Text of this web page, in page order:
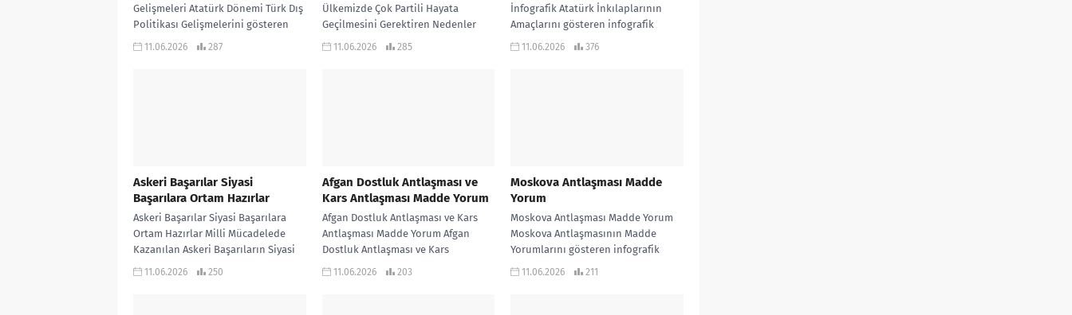
Gelişmeleri Atatürk Dönemi Türk Dış
Politikası Gelişmelerini gösteren
infografik çalışmadır… KONU
11.06.2026 287
Ülkemizde Çok Partili Hayata
Geçilmesini Gerektiren Nedenler
Ülkemizde Çok Partili Hayata
11.06.2026 285
İnfografik Atatürk İnkılaplarının
Amaçlarını gösteren infografik
çalışmadır… KONU ANLATIMLI
11.06.2026 376
Askeri Başarılar Siyasi
Başarılara Ortam Hazırlar
Askeri Başarılar Siyasi Başarılara
Ortam Hazırlar Milli Mücadelede
Kazanılan Askeri Başarıların Siyasi
Başarılara Ortam Hazırladığını
11.06.2026 250
Afgan Dostluk Antlaşması ve
Kars Antlaşması Madde Yorum
Afgan Dostluk Antlaşması ve Kars
Antlaşması Madde Yorum Afgan
Dostluk Antlaşması ve Kars
Antlaşmasının Madde Yorumlarını
11.06.2026 203
Moskova Antlaşması Madde
Yorum
Moskova Antlaşması Madde Yorum
Moskova Antlaşmasının Madde
Yorumlarını gösteren infografik
çalışmadır… KONU ANLATIMLI
11.06.2026 211